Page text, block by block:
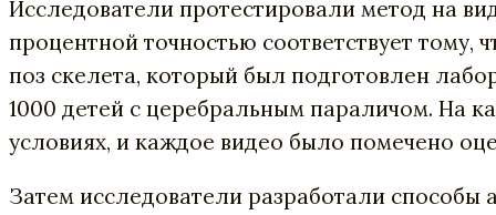
Исследователи протестировали метод на
процентной точностью соответствует
поз скелета, который был подготовлен
1000 детей с церебральным параличом. На
условиях, и каждое видео было помечено
Затем исследователи разработали